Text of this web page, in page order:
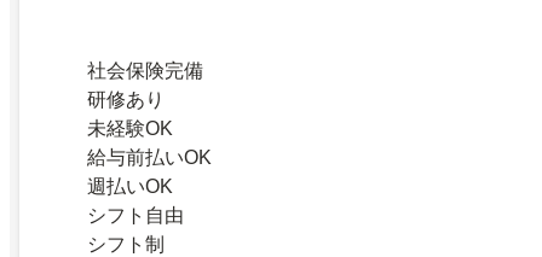
社会保険完備
研修あり
未経験OK
給与前払いOK
週払いOK
シフト自由
シフト制